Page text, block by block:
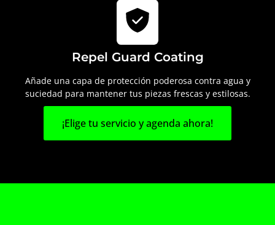
Repel Guard Coating
Añade una capa de protección poderosa contra agua y
suciedad para mantener tus piezas frescas y estilosas.
¡Elige tu servicio y agenda ahora!